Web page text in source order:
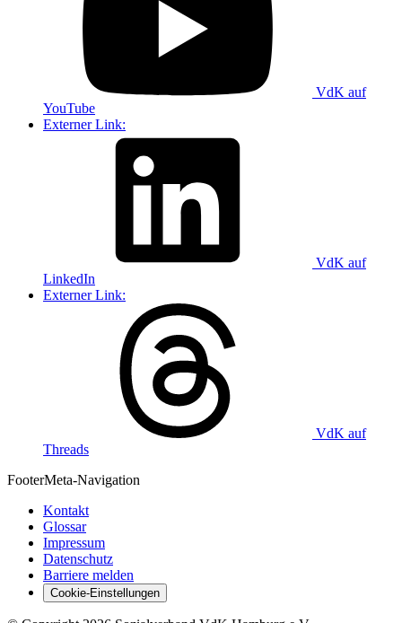
VdK auf
YouTube
Externer Link:
VdK auf
LinkedIn
Externer Link:
VdK auf
Threads
FooterMeta-Navigation
Kontakt
Glossar
Impressum
Datenschutz
Barriere melden
Cookie-Einstellungen